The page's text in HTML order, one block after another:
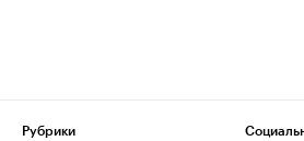
Рубрики